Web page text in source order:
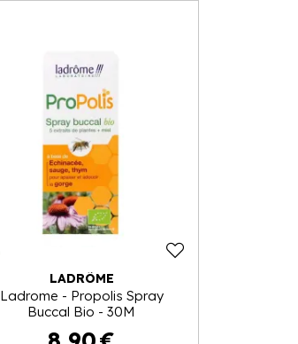
LADRÔME
Ladrome - Propolis Spray
Buccal Bio - 30M